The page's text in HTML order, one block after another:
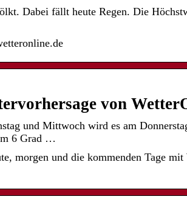
Dabei fällt heute Regen. Die
von
und Mittwoch wird es am
6 Grad …
morgen und die kommenden Tage